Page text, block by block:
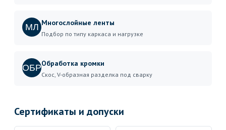
МЛ Многослойные ленты
Подбор по типу каркаса и нагрузке
ОБРОбработка кромки
Скос, V-образная разделка под сварку
Сертификаты и допуски